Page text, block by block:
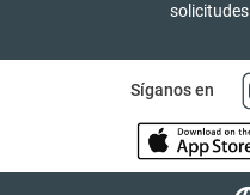
solicitudes
Síganos en